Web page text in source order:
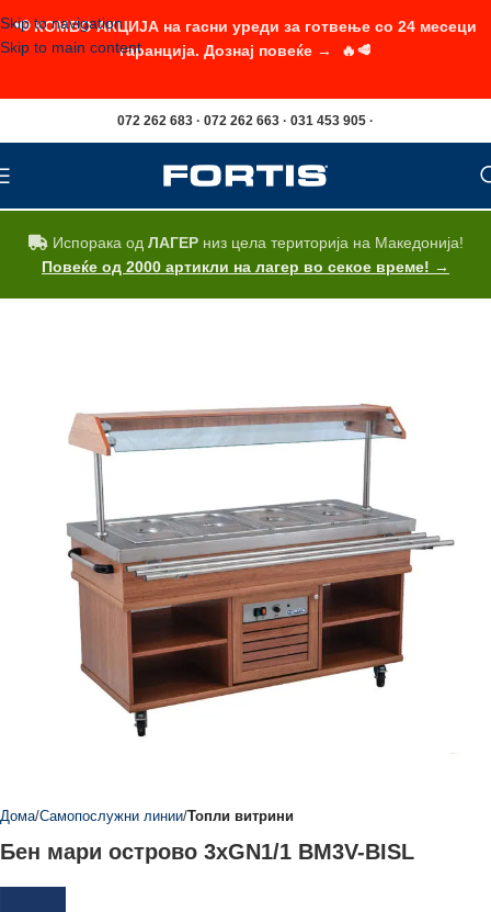
Skip to navigation
Skip to main content
072 262 683 · 072 262 663 · 031 453 905 ·
Испорака од ЛАГЕРниз цела територија на Македонија!
Повеќе од 2000 артикли на лагер во секое време! →
Дома Самопослужни линии Топли витрини
Бен мари острово 3xGN1/1 BM3V-BISL
📢 КОМБО АКЦИЈА на гасни уреди за готвење со 24 месеци
гаранција. Дознај повеќе → 🔥🥩